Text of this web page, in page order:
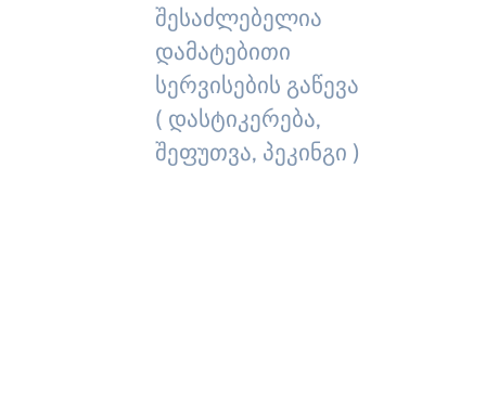
შესაძლებელია
დამატებითი
სერვისების გაწევა
( დასტიკერება,
შეფუთვა, პეკინგი )